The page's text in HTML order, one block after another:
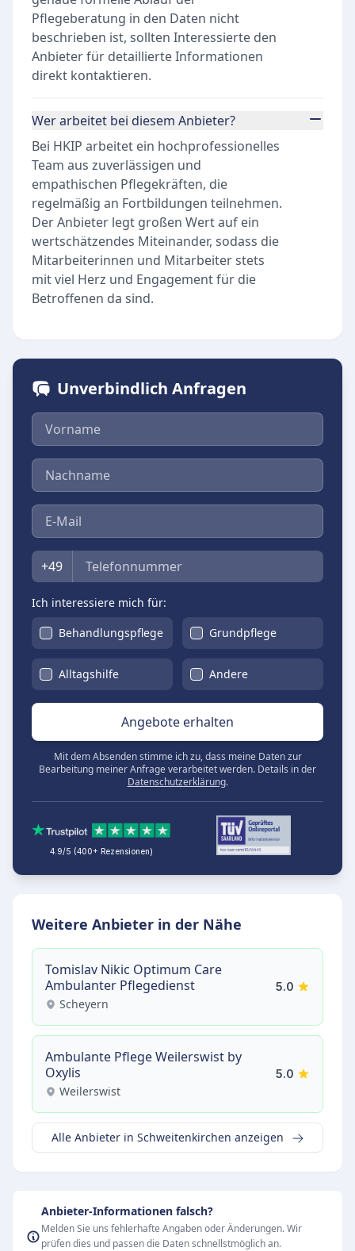
Pflegeberatung in den Daten nicht
beschrieben ist, sollten Interessierte den
Anbieter für detaillierte Informationen
direkt kontaktieren.
Wer arbeitet bei diesem Anbieter?
Bei HKIP arbeitet ein hochprofessionelles
Team aus zuverlässigen und
empathischen Pflegekräften, die
regelmäßig an Fortbildungen teilnehmen.
Der Anbieter legt großen Wert auf ein
wertschätzendes Miteinander, sodass die
Mitarbeiterinnen und Mitarbeiter stets
mit viel Herz und Engagement für die
Betroffenen da sind.
Unverbindlich Anfragen
Vorname
Nachname
E-Mail
Telefon
+49
Ich interessiere mich für:
Behandlungspflege
Grundpflege
Alltagshilfe Andere
Angebote erhalten
Mit dem Absenden stimme ich zu, dass meine Daten zur
Bearbeitung meiner Anfrage verarbeitet werden. Details in der
Datenschutzerklärung.
4.9/5 (400+ Rezensionen)
Weitere Anbieter in der Nähe
Tomislav Nikic Optimum Care
Ambulanter Pflegedienst
Scheyern
5.0
Ambulante Pflege Weilerswist by
Oxylis
Weilerswist
5.0
Alle Anbieter in Schweitenkirchen anzeigen
Anbieter-Informationen falsch?
Melden Sie uns fehlerhafte Angaben oder Änderungen. Wir
prüfen dies und passen die Daten schnellstmöglich an.